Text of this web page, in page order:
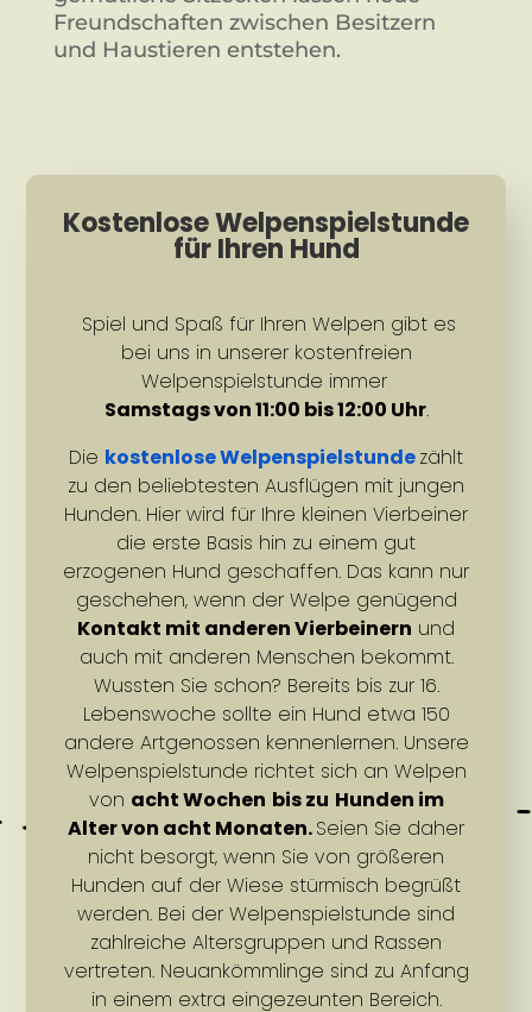
Freundschaften zwischen Besitzern
und Haustieren entstehen.
Kostenlose Welpenspielstunde
für Ihren Hund
Spiel und Spaß für Ihren Welpen gibt es
bei uns in unserer kostenfreien
Welpenspielstunde immer
Samstags von 11:00 bis 12:00 Uhr.
Die kostenlose Welpenspielstundezählt
zu den beliebtesten Ausflügen mit jungen
Hunden. Hier wird für Ihre kleinen Vierbeiner
die erste Basis hin zu einem gut
erzogenen Hund geschaffen. Das kann nur
geschehen, wenn der Welpe genügend
Kontakt mit anderen Vierbeinern und
auch mit anderen Menschen bekommt.
Wussten Sie schon? Bereits bis zur 16.
Lebenswoche sollte ein Hund etwa 150
andere Artgenossen kennenlernen. Unsere
Welpenspielstunde richtet sich an Welpen
von acht Wochen bis zu Hunden im
Alter von acht Monaten.Seien Sie daher
nicht besorgt, wenn Sie von größeren
Hunden auf der Wiese stürmisch begrüßt
werden. Bei der Welpenspielstunde sind
zahlreiche Altersgruppen und Rassen
vertreten. Neuankömmlinge sind zu Anfang
in einem extra eingezeunten Bereich.